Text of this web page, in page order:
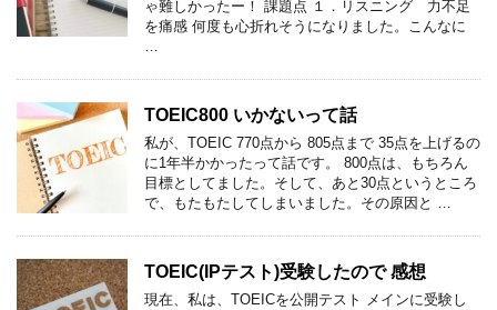
ゃ難しかったー！ 課題点 １．リスニング 力不足
を痛感 何度も心折れそうになりました。こんなに
…
TOEIC800 いかないって話
私が、TOEIC 770点から 805点まで 35点を上げるの
に1年半かかったって話です。 800点は、もちろん
目標としてました。そして、あと30点というところ
で、もたもたしてしまいました。その原因と …
TOEIC(IPテスト)受験したので 感想
現在、私は、TOEICを公開テスト メインに受験し